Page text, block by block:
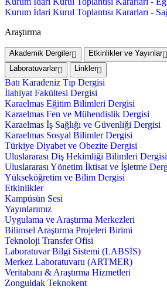
Kurum İdari Kurul Toplantısı Kararları -
Araştırma
Akademik Dergiler Etkinlikler ve Yayınlar
Laboratuvarlar
Linkler
Batı Karadeniz Tıp Dergisi
İlahiyat Fakültesi Dergisi
Karaelmas Eğitim Bilimleri Dergisi
Karaelmas Fen ve Mühendislik Dergisi
Karaelmas İş Sağlığı ve Güvenliği Dergisi
Karaelmas Sosyal Bilimler Dergisi
Türkiye Diyabet ve Obezite Dergisi
Uluslararası Diş Hekimliği Bilimleri Dergisi
Uluslararası Yönetim İktisat ve İşletme
Yükseköğretim ve Bilim Dergisi
Etkinlikler
Kampüsün Sesi
Yayınlarımız
Uygulama ve Araştırma Merkezleri
Bilimsel Araştırma Projeleri Birimi
Teknoloji Transfer Ofisi
Laboratuvar Bilgi Sistemi (LABSİS)
Merkez Laboratuvaru (ARTMER)
Veritabanı & Araştırma Hizmetleri
Zonguldak Teknokent